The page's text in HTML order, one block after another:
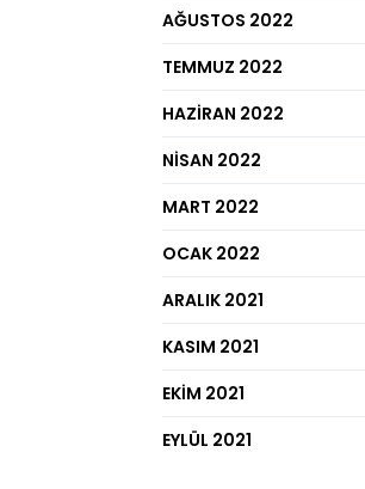
AĞUSTOS 2022
TEMMUZ 2022
HAZIRAN 2022
NISAN 2022
MART 2022
OCAK 2022
ARALIK 2021
KASIM 2021
EKIM 2021
EYLÜL 2021